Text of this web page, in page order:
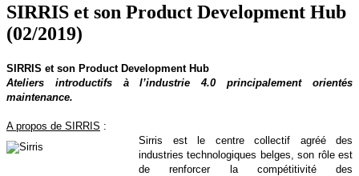
SIRRIS et son Product Development Hub
(02/2019)
SIRRIS et son Product Development Hub
Ateliers introductifs à l’industrie 4.0 principalement orientés
maintenance.
A propos de SIRRIS :
Sirris est le centre collectif agréé des
industries technologiques belges, son rôle est
de renforcer la compétitivité des